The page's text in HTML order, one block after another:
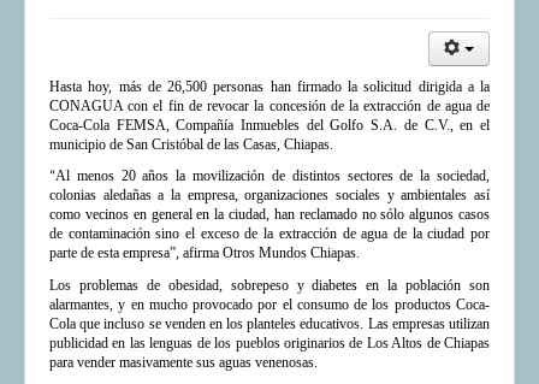
Hasta hoy, más de 26,500 personas han firmado la solicitud dirigida a la
CONAGUA con el fin de revocar la concesión de la extracción de agua de
Coca-Cola FEMSA, Compañía Inmuebles del Golfo S.A. de C.V., en el
municipio de San Cristóbal de las Casas, Chiapas.
“Al menos 20 años la movilización de distintos sectores de la sociedad,
colonias aledañas a la empresa, organizaciones sociales y ambientales así
como vecinos en general en la ciudad, han reclamado no sólo algunos casos
de contaminación sino el exceso de la extracción de agua de la ciudad por
parte de esta empresa”, afirma Otros Mundos Chiapas.
Los problemas de obesidad, sobrepeso y diabetes en la población son
alarmantes, y en mucho provocado por el consumo de los productos Coca-
Cola que incluso se venden en los planteles educativos. Las empresas utilizan
publicidad en las lenguas de los pueblos originarios de Los Altos de Chiapas
para vender masivamente sus aguas venenosas.